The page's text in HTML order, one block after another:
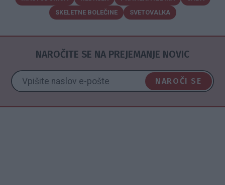
SKELETNE BOLEČINE
SVETOVALKA
NAROČITE SE NA PREJEMANJE NOVIC
NAROČI SE